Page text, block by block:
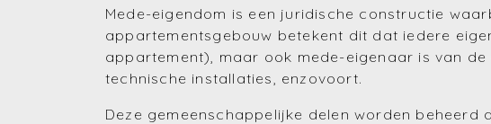
Mede-eigendom is een juridische constructie
appartementsgebouw betekent dit dat iedere
appartement), maar ook mede-eigenaar is van
technische installaties, enzovoort.
Deze gemeenschappelijke delen worden beheerd